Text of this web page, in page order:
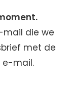
mail die we
met de
e-mail.